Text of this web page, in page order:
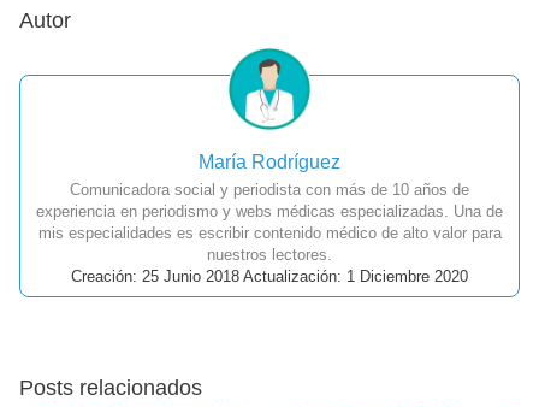
Autor
María Rodríguez
Comunicadora social y periodista con más de 10 años de
experiencia en periodismo y webs médicas especializadas. Una de
mis especialidades es escribir contenido médico de alto valor para
nuestros lectores.
Creación: 25 Junio 2018 Actualización: 1 Diciembre 2020
Posts relacionados